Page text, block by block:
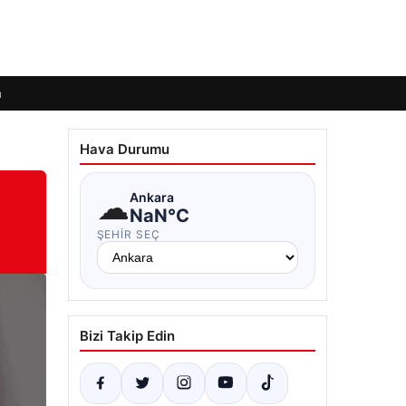
Hava Durumu
☁Ankara
NaN°C
ŞEHIR SEÇ
Bizi Takip Edin